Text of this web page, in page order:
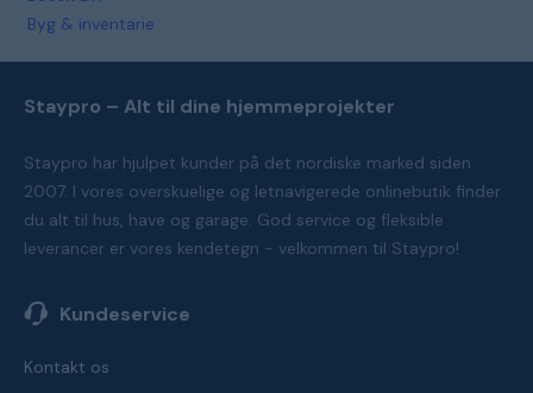
Byg & inventarie
Staypro – Alt til dine hjemmeprojekter
Staypro har hjulpet kunder på det nordiske marked siden
2007. I vores overskuelige og letnavigerede onlinebutik finder
du alt til hus, have og garage. God service og fleksible
leverancer er vores kendetegn - velkommen til Staypro!
Kundeservice
Kontakt os